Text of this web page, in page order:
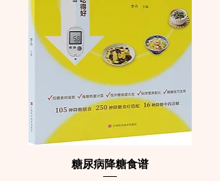
糖尿病降糖食谱